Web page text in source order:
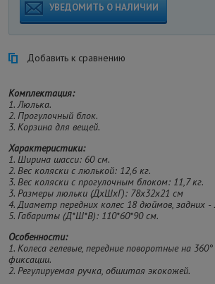
УВЕДОМИТЬ О НАЛИЧИИ
Добавить к сравнению
Комплектация:
1. Люлька.
2. Прогулочный блок.
3. Корзина для вещей.
Характеристики:
1. Ширина шасси: 60 см.
2. Вес коляски с люлькой: 12,6 кг.
3. Вес коляски с прогулочным блоком: 11,7 кг.
3. Размеры люльки (ДхШхГ): 78х32х21 см
4. Диаметр передних колес 18 дюймов, задних -
5. Габариты (Д*Ш*В): 110*60*90 см.
Особенности:
1. Колеса гелевые, передние поворотные на
фиксации.
2. Регулируемая ручка, обшитая экокожей.